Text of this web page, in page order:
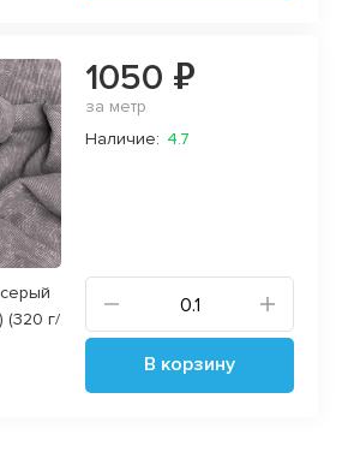
(320 г/
1050 ₽
за метр
Наличие: 4.7
В корзину